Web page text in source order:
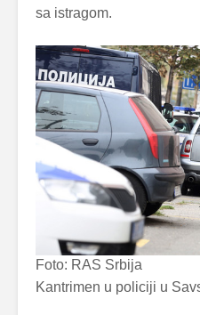
sa istragom.
Foto: RAS Srbija
Kantrimen u policiji u